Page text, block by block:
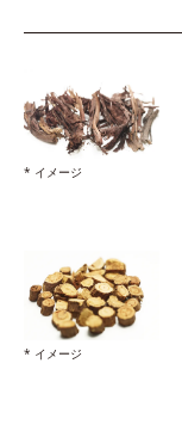
* イメージ
* イメージ